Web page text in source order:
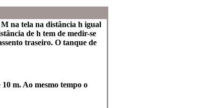
na tela na distância h igual
de h tem de medir-se
traseiro. O tanque de
m. Ao mesmo tempo o